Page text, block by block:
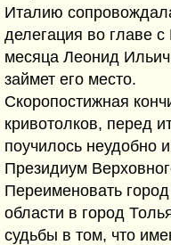
Италию
делегация во главе
месяца Леонид
займет его место.
Скоропостижная
кривотолков, перед
поучилось неудобно
Президиум
Переименовать
области в город
судьбы в том, что